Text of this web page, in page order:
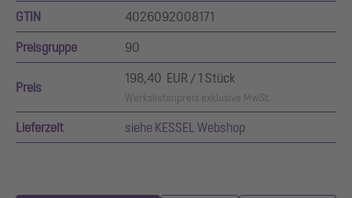
GTIN 4026092008171
Preisgruppe 90
Preis
198,40 EUR / 1 Stück
Werkslistenpreis exklusive MwSt.
Lieferzeit siehe KESSEL Webshop